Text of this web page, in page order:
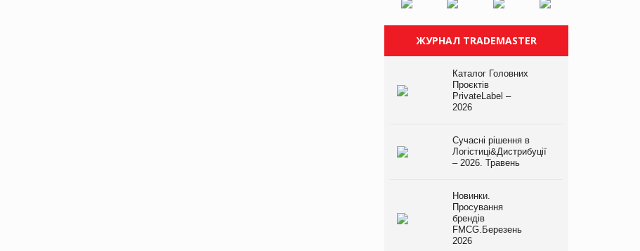
ЖУРНАЛ TRADEMASTER
Каталог Головних
Проєктів
PrivateLabel –
2026
Сучасні рішення в
Логістиці&Дистрибуції
– 2026. Травень
Новинки.
Просування
брендів
FMCG.Березень
2026